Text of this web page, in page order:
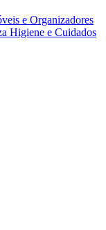
e Organizadores
Higiene e Cuidados